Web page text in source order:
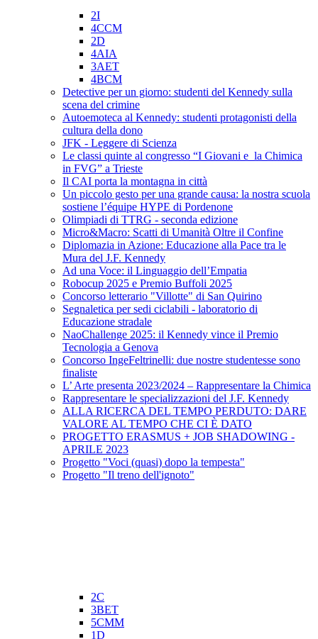
2I
4CCM
2D
4AIA
3AET
4BCM
Detective per un giorno: studenti del Kennedy sulla
scena del crimine
Autoemoteca al Kennedy: studenti protagonisti della
cultura della dono
JFK - Leggere di Scienza
Le classi quinte al congresso “I Giovani e la Chimica
in FVG” a Trieste
Il CAI porta la montagna in città
Un piccolo gesto per una grande causa: la nostra scuola
sostiene l’équipe HYPE di Pordenone
Olimpiadi di TTRG - seconda edizione
Micro&Macro: Scatti di Umanità Oltre il Confine
Diplomazia in Azione: Educazione alla Pace tra le
Mura del J.F. Kennedy
Ad una Voce: il Linguaggio dell’Empatia
Robocup 2025 e Premio Buffoli 2025
Concorso letterario "Villotte" di San Quirino
Segnaletica per sedi ciclabili - laboratorio di
Educazione stradale
NaoChallenge 2025: il Kennedy vince il Premio
Tecnologia a Genova
Concorso IngeFeltrinelli: due nostre studentesse sono
finaliste
L’ Arte presenta 2023/2024 – Rappresentare la Chimica
Rappresentare le specializzazioni del J.F. Kennedy
ALLA RICERCA DEL TEMPO PERDUTO: DARE
VALORE AL TEMPO CHE CI È DATO
PROGETTO ERASMUS + JOB SHADOWING -
APRILE 2023
Progetto "Voci (quasi) dopo la tempesta"
Progetto "Il treno dell'ignoto"
2C
3BET
5CMM
1D